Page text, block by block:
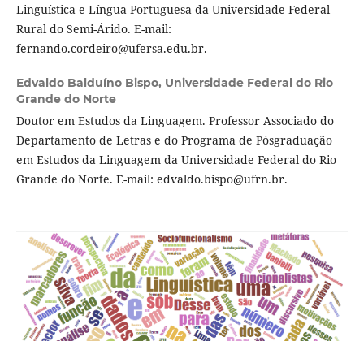
Linguística e Língua Portuguesa da Universidade Federal
Rural do Semi-Árido. E-mail:
fernando.cordeiro@ufersa.edu.br.
Edvaldo Balduíno Bispo, Universidade Federal do Rio
Grande do Norte
Doutor em Estudos da Linguagem. Professor Associado do
Departamento de Letras e do Programa de Pósgraduação
em Estudos da Linguagem da Universidade Federal do Rio
Grande do Norte. E-mail: edvaldo.bispo@ufrn.br.